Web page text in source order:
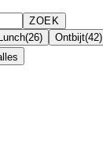
ZOEK
Lunch(26) Ontbijt(42)